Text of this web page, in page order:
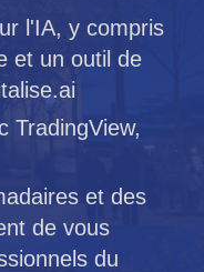
l'IA, y compris
et un outil de
TradingView,
et des
de vous
du